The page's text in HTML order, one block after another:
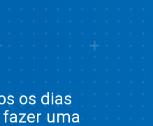
os dias
uma